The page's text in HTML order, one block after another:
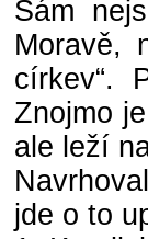
Sám
Moravě,
církev“.
Znojmo
ale leží
jde o to